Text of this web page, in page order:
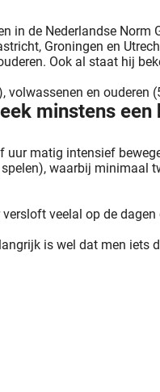
in de Nederlandse Norm
Groningen en
Ook al staat hij
volwassenen en ouderen
minstens
uur matig intensief
waarbij minimaal
veelal op de
is wel dat men iets